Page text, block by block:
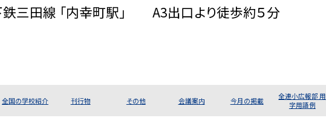
三田線 「内幸町駅」 A3出口より徒歩約５分
全国の学校紹介 刊行物 その他 会議案内 今月の掲載
全連小広報部 用
字用語例